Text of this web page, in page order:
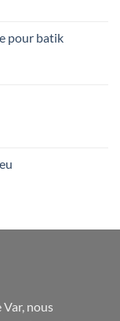
pour batik
Var, nous